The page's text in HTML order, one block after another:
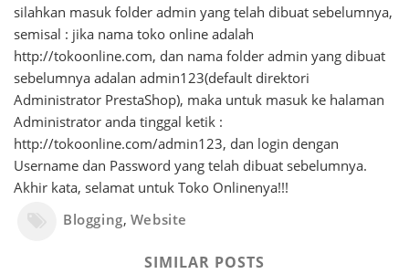
silahkan masuk folder admin yang telah dibuat sebelumnya,
semisal : jika nama toko online adalah
http://tokoonline.com, dan nama folder admin yang dibuat
sebelumnya adalan admin123(default direktori
Administrator PrestaShop), maka untuk masuk ke halaman
Administrator anda tinggal ketik :
http://tokoonline.com/admin123, dan login dengan
Username dan Password yang telah dibuat sebelumnya.
Akhir kata, selamat untuk Toko Onlinenya!!!
Blogging, Website
SIMILAR POSTS